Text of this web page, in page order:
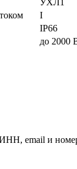
УХЛ1
I
IP66
до 2000
email и